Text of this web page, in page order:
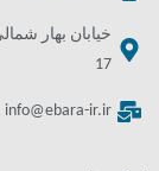
خیابان بهار
17
info@ebara-ir.ir